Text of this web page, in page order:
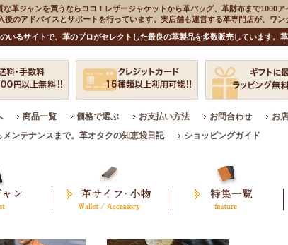
革ジャンを買うならココ！レザージャケットから革バッグ、革財布まで1000ア
のアドバイスとサポートを行っています。実店舗も運営する革専門店が、ワ
いるサイトで、革のプロがセレクトした最良の革製品を多数販売しています。
商品一覧 価格で選ぶ お支払い方法 お問合わせ
お
メンテナンスまで。革オタクの知恵袋日記
ショッピングガイド